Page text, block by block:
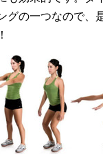
グの一つなので、